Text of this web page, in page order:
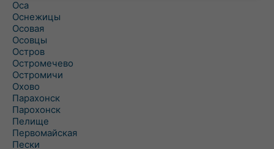
Оса
Оснежицы
Осовая
Осовцы
Остров
Остромечево
Остромичи
Охово
Парахонск
Парохонск
Пелище
Первомайская
Пески